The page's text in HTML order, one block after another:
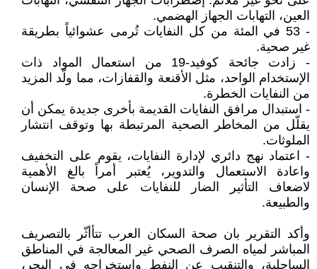
العين، التهابات الجهاز الهضمي.
- 53 في المئة من كل النفايات تُرمى عشوائياً بطريقة
غير صحية.
- زادت جائحة كوفيد-19 من استعمال المواد ذات
الإستخدام الواحد، مثل الأقنعة والقفازات، مما ولّد المزيد
من النفايات الخطرة.
- استبدال مرافق النفايات القديمة بأخرى جديدة يمكن أن
يقلّل من المخاطر الصحية المرتبطة بها وتوقف انتشار
الملوثات.
- اعتماد نهج دائري لإدارة النفايات، يقوم على التخفيف
واعادة الاستعمال والتدوير، يُعتبر أمراً بالغ الأهمية
لاضعاف التأثير الضار للنفايات على صحة الإنسان
والطبيعة.
وأكد التقرير بان صحة السكان العرب تتأأثّر بالتصريف
المباشر لمياه الصرف الصحي غير المعالجة في المناطق
الساحلية، والتنقيب عن النفط واستخراجه في البحر،